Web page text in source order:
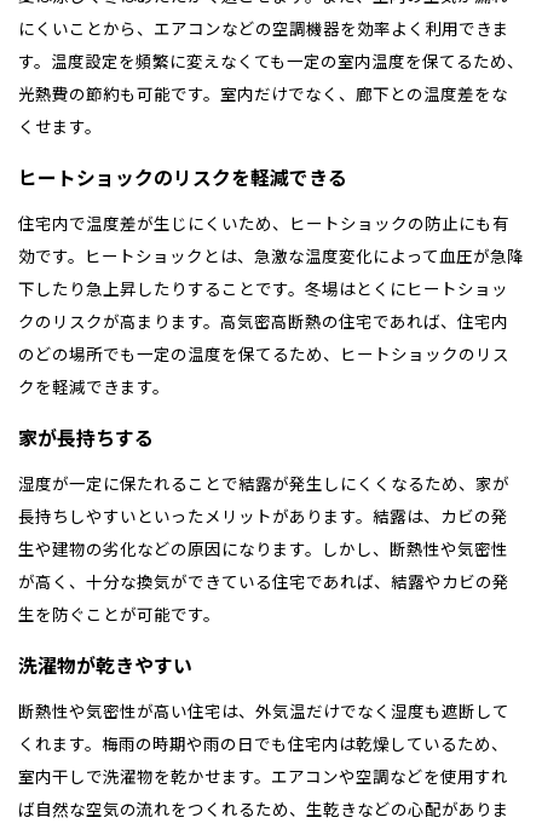
にくいことから、エアコンなどの空調機器を効率よく利用できま
す。温度設定を頻繁に変えなくても一定の室内温度を保てるため、
光熱費の節約も可能です。室内だけでなく、廊下との温度差をな
くせます。
ヒートショックのリスクを軽減できる
住宅内で温度差が生じにくいため、ヒートショックの防止にも有
効です。ヒートショックとは、急激な温度変化によって血圧が急降
下したり急上昇したりすることです。冬場はとくにヒートショッ
クのリスクが高まります。高気密高断熱の住宅であれば、住宅内
のどの場所でも一定の温度を保てるため、ヒートショックのリス
クを軽減できます。
家が長持ちする
湿度が一定に保たれることで結露が発生しにくくなるため、家が
長持ちしやすいといったメリットがあります。結露は、カビの発
生や建物の劣化などの原因になります。しかし、断熱性や気密性
が高く、十分な換気ができている住宅であれば、結露やカビの発
生を防ぐことが可能です。
洗濯物が乾きやすい
断熱性や気密性が高い住宅は、外気温だけでなく湿度も遮断して
くれます。梅雨の時期や雨の日でも住宅内は乾燥しているため、
室内干しで洗濯物を乾かせます。エアコンや空調などを使用すれ
ば自然な空気の流れをつくれるため、生乾きなどの心配がありま
山口
徳島
高知
鹿児島
長崎
沖縄